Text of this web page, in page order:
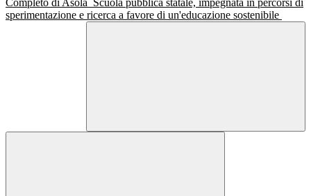
Completo di Asola Scuola pubblica statale, impegnata in percorsi di
sperimentazione e ricerca a favore di un'educazione sostenibile